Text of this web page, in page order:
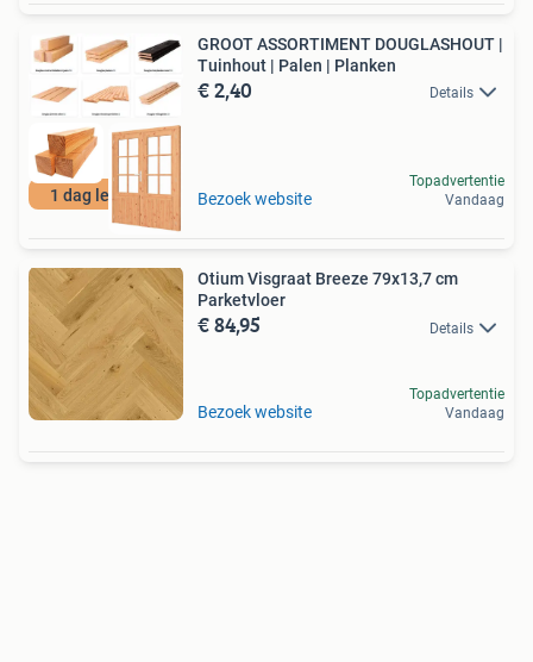
1 dag levertijd!
GROOT ASSORTIMENT DOUGLASHOUT |
Tuinhout | Palen | Planken
€ 2,40 Details
Bezoek website
Topadvertentie
Vandaag
Otium Visgraat Breeze 79x13,7 cm
Parketvloer
€ 84,95 Details
Bezoek website
Topadvertentie
Vandaag